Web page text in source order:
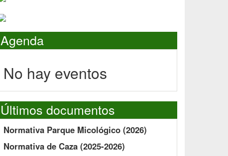
Agenda
No hay eventos
Últimos documentos
Normativa Parque Micológico (2026)
Normativa de Caza (2025-2026)